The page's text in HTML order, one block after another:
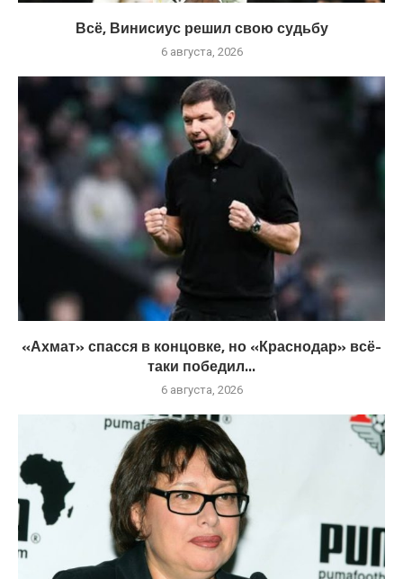
Всё, Винисиус решил свою судьбу
6 августа, 2026
«Ахмат» спасся в концовке, но «Краснодар» всё-
таки победил...
6 августа, 2026